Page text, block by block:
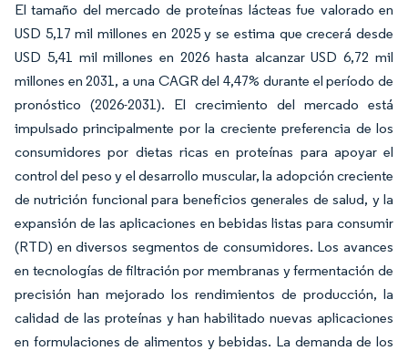
El tamaño del mercado de proteínas lácteas fue valorado en
USD 5,17 mil millones en 2025 y se estima que crecerá desde
USD 5,41 mil millones en 2026 hasta alcanzar USD 6,72 mil
millones en 2031, a una CAGR del 4,47% durante el período de
pronóstico (2026-2031). El crecimiento del mercado está
impulsado principalmente por la creciente preferencia de los
consumidores por dietas ricas en proteínas para apoyar el
control del peso y el desarrollo muscular, la adopción creciente
de nutrición funcional para beneficios generales de salud, y la
expansión de las aplicaciones en bebidas listas para consumir
(RTD) en diversos segmentos de consumidores. Los avances
en tecnologías de filtración por membranas y fermentación de
precisión han mejorado los rendimientos de producción, la
calidad de las proteínas y han habilitado nuevas aplicaciones
en formulaciones de alimentos y bebidas. La demanda de los